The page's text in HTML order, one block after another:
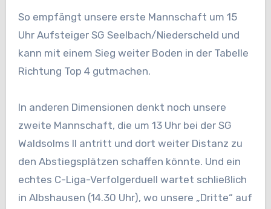
So empfängt unsere erste Mannschaft um 15
Uhr Aufsteiger SG Seelbach/Niederscheld und
kann mit einem Sieg weiter Boden in der Tabelle
Richtung Top 4 gutmachen.
In anderen Dimensionen denkt noch unsere
zweite Mannschaft, die um 13 Uhr bei der SG
Waldsolms II antritt und dort weiter Distanz zu
den Abstiegsplätzen schaffen könnte. Und ein
echtes C-Liga-Verfolgerduell wartet schließlich
in Albshausen (14.30 Uhr), wo unsere „Dritte“ auf